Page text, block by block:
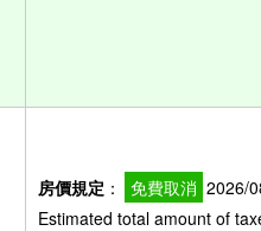
房價規定 ： 免費取消 2026/
Estimated total amount of